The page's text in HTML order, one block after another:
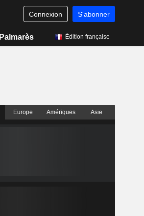
Connexion S'abonner
Palmarès Édition française
Europe Amériques Asie